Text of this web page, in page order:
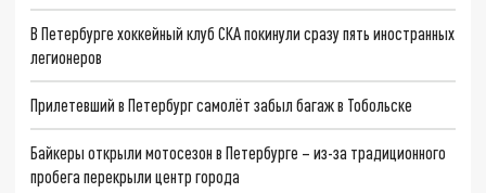
В Петербурге хоккейный клуб СКА покинули сразу пять иностранных
легионеров
Прилетевший в Петербург самолёт забыл багаж в Тобольске
Байкеры открыли мотосезон в Петербурге – из-за традиционного
пробега перекрыли центр города